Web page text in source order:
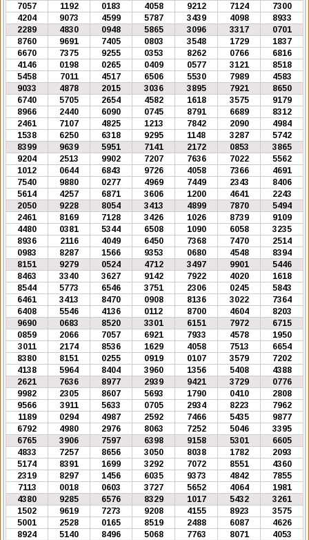
7057
1192 0183 4058 9212 7124
7300
4204
9073 4599 5787 3439 4098
8933
2289
4830 0948 5865 3096 3317
0701
8760
9691 7405 0803 3548 1729
1837
6670
7375 9255 0353 8262 0766
6816
4146
0198 0265 0409 0577 3121
8518
5458
7011 4517 6506 5530 7989
4583
9033
4878 2015 3036 3895 7921
8650
6740
5705 2654 4582 1618 3575
9179
8966
2440 6090 0745 8791 6689
8312
2461
7107 4825 1213 7842 2090
4984
1538
6250 6318 9295 1148 3287
5742
8399
9639 5951 7141 2172 0853
3865
9204
2513 9902 7207 7636 7022
5562
1012
0644 6843 9726 4058 7366
4691
7540
9880 0277 4969 7449 2343
8406
5614
4257 6871 3606 1200 4641
2243
2050
9228 8054 3413 4899 7870
5494
2461
8169 7128 3426 1026 8739
9109
4480
0381 5344 6508 1090 6058
3235
8936
2116 4049 6450 7368 7470
2514
0983
8287 1566 9353 0680 4548
8394
8151
9279 0524 4712 3497 9901
5446
8463
3340 3627 9142 7922 4020
1618
8544
5773 6546 3751 2306 0245
5843
6461
3413 8470 0908 8136 3022
7364
6408
5546 4136 0112 8700 4604
8203
9690
0683 8520 3301 6151 7972
6715
0859
2066 7057 6921 7933 4578
1950
3011
2174 8536 1629 4058 7513
6654
8380
8151 0255 0919 0107 3579
7202
4138
5964 8404 3960 1356 5408
4388
2621
7636 8977 2939 9421 3729
0776
9982
2305 8607 5693 1790 0410
2808
9566
3911 5633 0705 2934 8223
7962
1189
0294 4987 2592 7466 5435
9877
6792
4980 2976 8063 7252 5046
3395
6765
3906 7597 6398 9158 5301
6605
4833
7257 8656 3050 8038 1782
2093
5174
8391 1699 3292 7072 8551
4360
2319
8297 1456 6035 9373 4842
7855
7113
0018 0603 3727 5652 4064
1981
4380
9285 6576 8329 1017 5432
3261
1502
9619 7273 9208 4155 8923
3575
5001
2528 0165 8519 2488 6087
4626
8924
5140 8496 5068 7763 8071
4053